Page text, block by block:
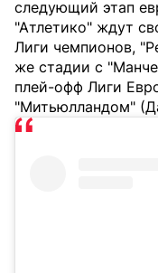
следующий этап
"Атлетико" ждут
Лиги чемпионов,
же стадии с
плей-офф Лиги
"Митьюлландом"